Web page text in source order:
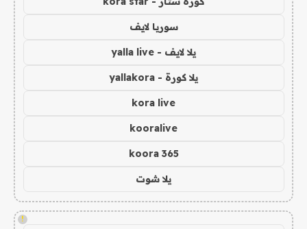
سوريا لايف
يلا لايف - yalla live
يلا كورة - yallakora
kora live
kooralive
koora 365
يلا شوت
!